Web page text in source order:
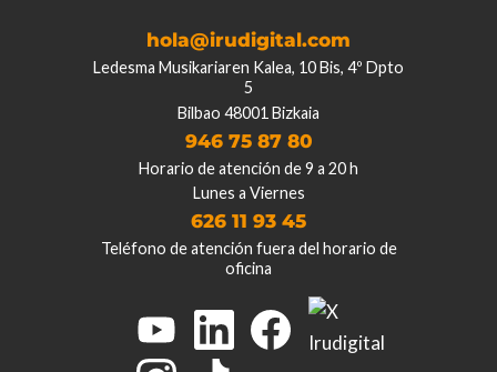
hola@irudigital.com
Ledesma Musikariaren Kalea, 10 Bis, 4º Dpto
5
Bilbao 48001 Bizkaia
946 75 87 80
Horario de atención de 9 a 20 h
Lunes a Viernes
626 11 93 45
Teléfono de atención fuera del horario de
oficina